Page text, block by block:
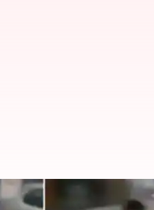
ने बाइक को